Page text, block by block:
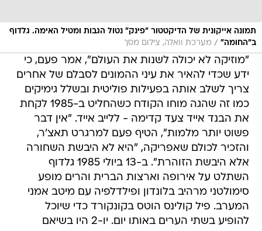
תמונה אייקונית של הדיקטטור "פינק" נטול הגבות ומטיל האימה. גלדוף
ב"החומה" / מערכת וואלה, צילום מסך
"מוזיקה לא יכולה לשנות את העולם", אמר פעם, כי
ידע שכדי להאיר את עיני ההמונים לסבלם של אחרים
צריך לשלב אותה בפעילות פוליטית ובשלל גימיקים
כמו זה שהגה מוחו הקודח כשהחליט ב-1985 לקחת
את הבנד אייד צעד קדימה - ללייב אייד. "אין דבר
פשוט יותר מלמות", הטיף פעם למרגרט תאצ'ר,
והזכיר לכולם שאפריקה, "היא לא היבשת השחורה
אלא היבשת הזוהרת". ב-13 ביולי 1985 גלדוף
השתלט על אירופה וארצות הברית והרים מופע
סימולטני מרהיב בלונדון ופילדלפיה עם מיטב אמני
המערב. פיל קולינס הוטס בקונקורד כדי שיוכל
להופיע בשתי הערים באותו יום. יו-2 היו בשיאם